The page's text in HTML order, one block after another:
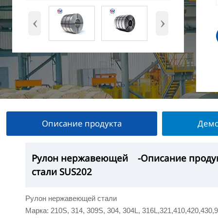
‹ ›
Описание продукта
Рулон нержавеющей
стали SUS202
-Описание
Рулон нержавеющей стали
Марка: 210S, 314, 309S, 304, 304L,
Рулон нержавеющей
стали SUS202
—Выставка
Рулон нержавеющей
стали SUS202
— Заводская
Рулон нержавеющей
стали SUS202
-Упаковка